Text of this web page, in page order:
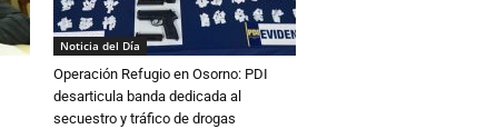
Noticia del Día
Operación Refugio en Osorno: PDI
desarticula banda dedicada al
secuestro y tráfico de drogas